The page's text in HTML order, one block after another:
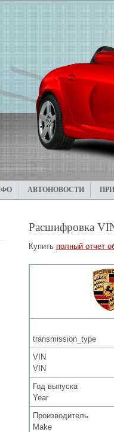
АВТОНОВОСТИ
Расшифровка
Купить полный отчет
transmission_type
VIN
VIN
Год выпуска
Year
Производитель
Make